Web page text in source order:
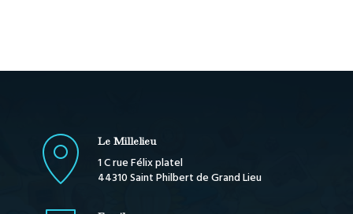
Le Millelieu
1 C rue Félix platel
44310 Saint Philbert de Grand Lieu